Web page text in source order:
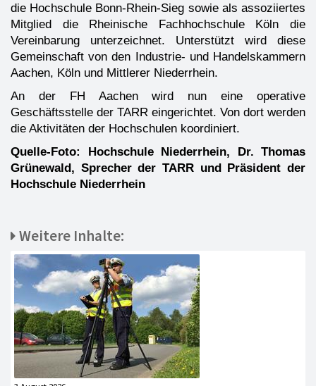
die Hochschule Bonn-Rhein-Sieg sowie als assoziiertes
Mitglied die Rheinische Fachhochschule Köln die
Vereinbarung unterzeichnet. Unterstützt wird diese
Gemeinschaft von den Industrie- und Handelskammern
Aachen, Köln und Mittlerer Niederrhein.
An der FH Aachen wird nun eine operative
Geschäftsstelle der TARR eingerichtet. Von dort werden
die Aktivitäten der Hochschulen koordiniert.
Quelle-Foto: Hochschule Niederrhein, Dr. Thomas
Grünewald, Sprecher der TARR und Präsident der
Hochschule Niederrhein
Weitere Inhalte: